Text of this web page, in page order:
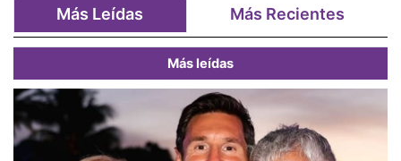
Más Leídas Más Recientes
Más leídas